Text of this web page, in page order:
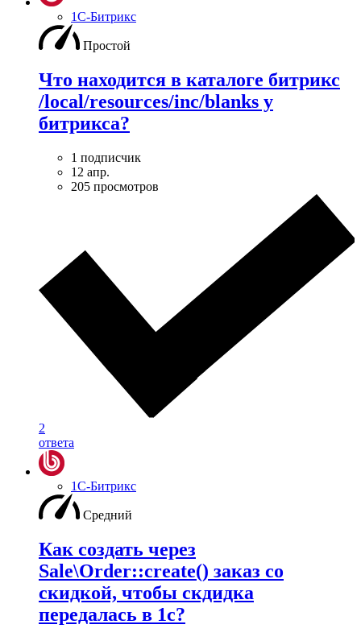
1С-Битрикс
Простой
Что находится в каталоге битрикс
/local/resources/inc/blanks у
битрикса?
1 подписчик
12 апр.
205 просмотров
2
ответа
1С-Битрикс
Средний
Как создать через
Sale\Order::create() заказ со
скидкой, чтобы скдидка
передалась в 1с?